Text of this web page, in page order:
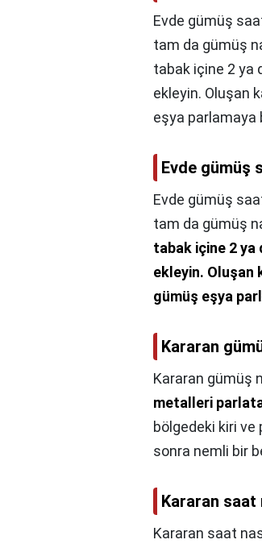
Evde gümüş
tam da gümüş
tabak içine 2 ya
ekleyin. Oluşan
eşya parlamaya
Evde gümüş
Evde gümüş
tam da gümüş
tabak içine 2 ya
ekleyin. Oluşan
gümüş eşya
Kararan
Kararan gümüş
metalleri
bölgedeki kiri
sonra nemli bir
Kararan saat
Kararan saat